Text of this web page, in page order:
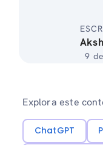
9
Explora este
ChatGPT